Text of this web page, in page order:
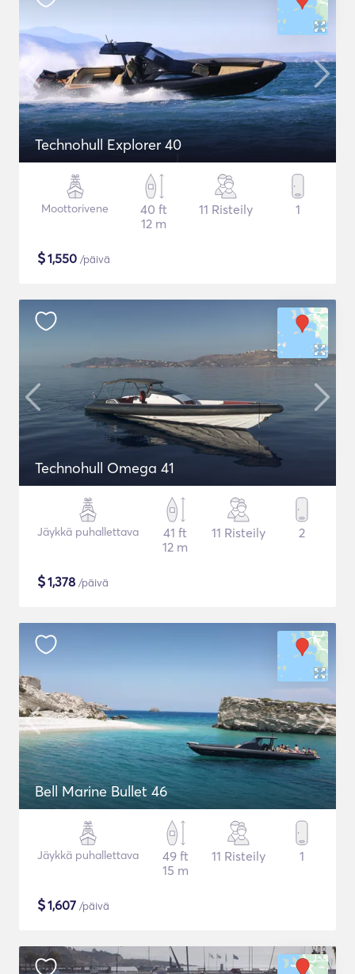
Technohull Explorer 40
Moottorivene
40 ft
12 m
11 Risteily 1
$1,550 /päivä
Technohull Omega 41
Jäykkä puhallettava
41 ft
12 m
11 Risteily 2
$1,378 /päivä
Bell Marine Bullet 46
Jäykkä puhallettava
49 ft
15 m
11 Risteily 1
$1,607 /päivä